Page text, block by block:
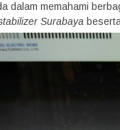
dalam memahami
Surabaya